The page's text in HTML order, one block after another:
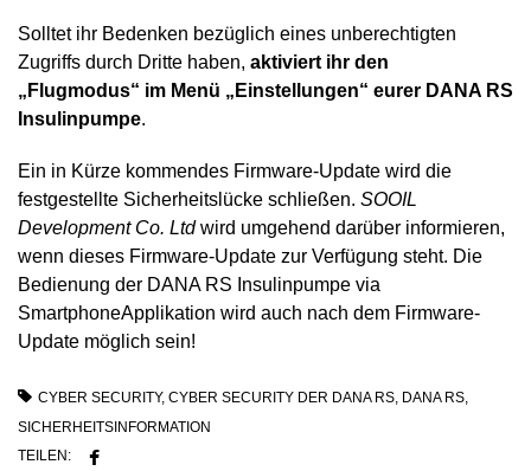
Solltet ihr Bedenken bezüglich eines unberechtigten
Zugriffs durch Dritte haben, aktiviert ihr den
„Flugmodus“ im Menü „Einstellungen“ eurer DANA RS
Insulinpumpe.
Ein in Kürze kommendes Firmware-Update wird die
festgestellte Sicherheitslücke schließen. SOOIL
Development Co. Ltdwird umgehend darüber informieren,
wenn dieses Firmware-Update zur Verfügung steht. Die
Bedienung der DANA RS Insulinpumpe via
SmartphoneApplikation wird auch nach dem Firmware-
Update möglich sein!
CYBER SECURITY, CYBER SECURITY DER DANA RS, DANA RS,
SICHERHEITSINFORMATION
TEILEN: